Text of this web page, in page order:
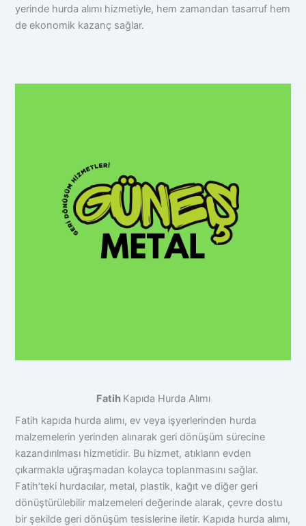
yerinde hurda alımı hizmetiyle, hem zamandan tasarruf hem
de ekonomik kazanç sağlar.
Fatih Kapıda Hurda Alımı
Fatih kapıda hurda alımı, ev veya işyerlerinden hurda
malzemelerin yerinden alınarak geri dönüşüm sürecine
kazandırılması hizmetidir. Bu hizmet, atıkların evden
çıkarmakla uğraşmadan kolayca toplanmasını sağlar.
Fatih’teki hurdacılar, metal, plastik, kağıt ve diğer geri
dönüştürülebilir malzemeleri değerinde alarak, çevre dostu
bir şekilde geri dönüşüm tesislerine iletir. Kapıda hurda alımı,